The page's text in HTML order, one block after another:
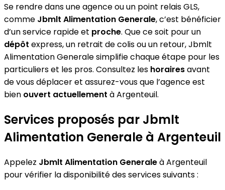
Se rendre dans une agence ou un point relais GLS,
comme Jbmlt Alimentation Generale, c’est bénéficier
d’un service rapide et proche. Que ce soit pour un
dépôt express, un retrait de colis ou un retour, Jbmlt
Alimentation Generale simplifie chaque étape pour les
particuliers et les pros. Consultez les horairesavant
de vous déplacer et assurez-vous que l’agence est
bien ouvert actuellement à Argenteuil.
Services proposés par Jbmlt
Alimentation Generale à Argenteuil
Appelez Jbmlt Alimentation Generaleà Argenteuil
pour vérifier la disponibilité des services suivants :